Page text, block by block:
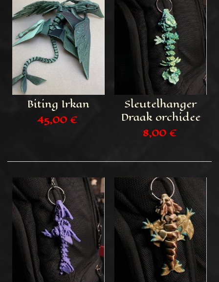
Biting Irkan
45,00 €
Sleutelhanger
Draak orchidee
8,00 €